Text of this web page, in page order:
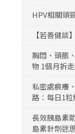
HPV相關頭
【若善健談
胸悶、頭脹
物 1個月拆
私密處痕癢
路：每日1
長效胰島素
島素針劑迷思